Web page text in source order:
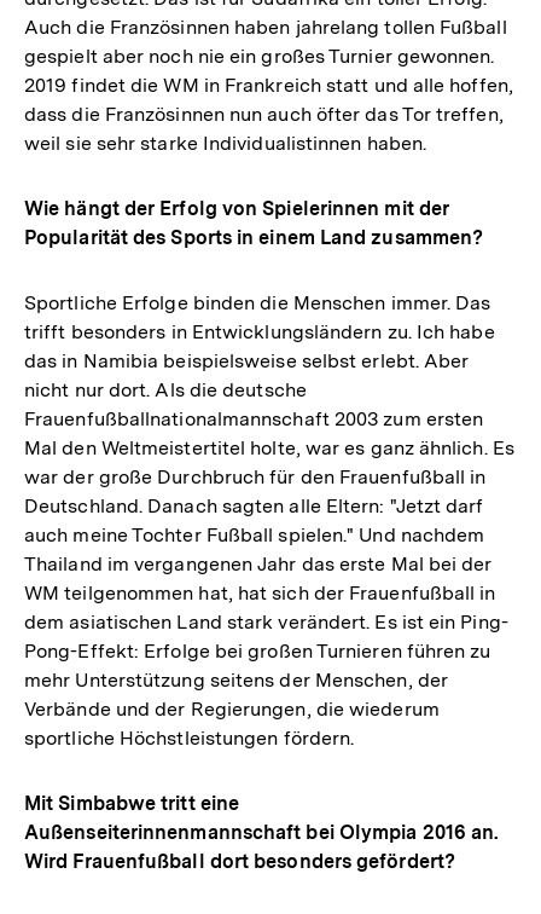
Auch die Französinnen haben jahrelang tollen Fußball
gespielt aber noch nie ein großes Turnier gewonnen.
2019 findet die WM in Frankreich statt und alle hoffen,
dass die Französinnen nun auch öfter das Tor treffen,
weil sie sehr starke Individualistinnen haben.
Wie hängt der Erfolg von Spielerinnen mit der
Popularität des Sports in einem Land zusammen?
Sportliche Erfolge binden die Menschen immer. Das
trifft besonders in Entwicklungsländern zu. Ich habe
das in Namibia beispielsweise selbst erlebt. Aber
nicht nur dort. Als die deutsche
Frauenfußballnationalmannschaft 2003 zum ersten
Mal den Weltmeistertitel holte, war es ganz ähnlich. Es
war der große Durchbruch für den Frauenfußball in
Deutschland. Danach sagten alle Eltern: "Jetzt darf
auch meine Tochter Fußball spielen." Und nachdem
Thailand im vergangenen Jahr das erste Mal bei der
WM teilgenommen hat, hat sich der Frauenfußball in
dem asiatischen Land stark verändert. Es ist ein Ping-
Pong-Effekt: Erfolge bei großen Turnieren führen zu
mehr Unterstützung seitens der Menschen, der
Verbände und der Regierungen, die wiederum
sportliche Höchstleistungen fördern.
Mit Simbabwe tritt eine
Außenseiterinnenmannschaft bei Olympia 2016 an.
Wird Frauenfußball dort besonders gefördert?